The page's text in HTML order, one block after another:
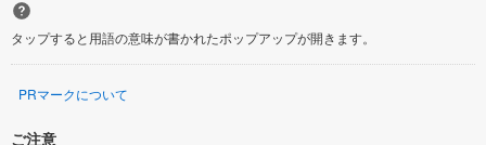
タップすると用語の意味が書かれたポップアップが開きます。
PRマークについて
ご注意